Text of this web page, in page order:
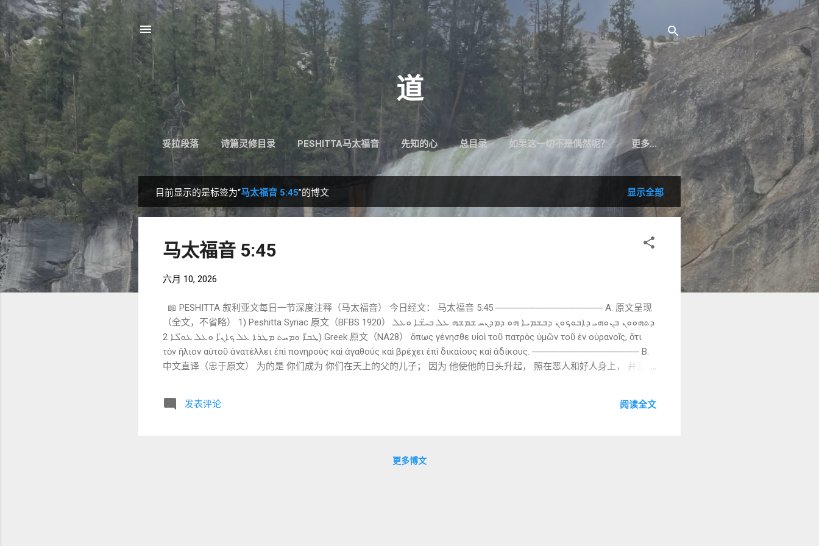
跳至主要内容
道
妥拉段落 诗篇灵修目录 PESHITTA马太福音 先知的心 总目录 如果这一切不是偶然呢？ 更多…
文
目前显示的是标签为“马太福音 5:45”的博文 显示全部
马太福音 5:45
六月 10, 2026
📖 PESHITTA 叙利亚文每日一节深度注释（马太福音） 今日经文： 马太福音 5:45 ──────────────── A. 原文呈现
（全文，不省略） 1) Peshitta Syriac 原文（BFBS 1920） ܕܬܗܘܘܢ ܒܢܘܗܝ ܕܐܒܘܟܘܢ ܕܒܫܡܝܐ ܗܘ ܕܡܕܢܚ ܫܡܫܗ ܥܠ ܒܝ̈ܫܐ ܘܥܠ
ܛܒ̈ܐ ܘܡܚܬ ܡܛܪܐ ܥܠ ܟܐܢ̈ܐ ܘܥܠ ܥܘ̈ܠܐ 2) Greek 原文（NA28） ὅπως γένησθε υἱοὶ τοῦ πατρὸς ὑμῶν τοῦ ἐν οὐρανοῖς, ὅτι
τὸν ἥλιον αὐτοῦ ἀνατέλλει ἐπὶ πονηροὺς καὶ ἀγαθούς καὶ βρέχει ἐπὶ δικαίους καὶ ἀδίκους. ──────────────── B.
中文直译（忠于原文） 为的是 你们成为 你们在天上的父的儿子； 因为 他使他的日头升起， 照在恶人和好人身上， 并且降
υἱοὶ 👉 关键： 👉 “成为”不是身份获得 👉 而是： 👉 显明身份 2. ܕܐܒܘܟܘܢ ܕܒܫܡܝܐ d-’abūkōn d-ba-šmayyā 你们在天上的父
发表评论 阅读全文
更多博文